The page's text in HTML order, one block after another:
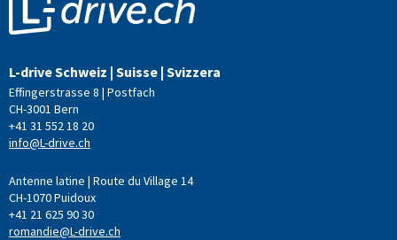
L-drive Schweiz | Suisse | Svizzera
Effingerstrasse 8 | Postfach
CH-3001 Bern
+41 31 552 18 20
info@L-drive.ch
Antenne latine | Route du Village 14
CH-1070 Puidoux
+41 21 625 90 30
romandie@L-drive.ch